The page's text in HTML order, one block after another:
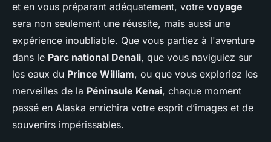
et en vous préparant adéquatement, votre voyage
sera non seulement une réussite, mais aussi une
expérience inoubliable. Que vous partiez à l'aventure
dans le Parc national Denali, que vous naviguiez sur
les eaux du Prince William, ou que vous exploriez les
merveilles de la Péninsule Kenai, chaque moment
passé en Alaska enrichira votre esprit d’images et de
souvenirs impérissables.